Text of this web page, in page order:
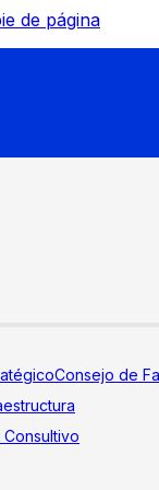
de página
Consejo de